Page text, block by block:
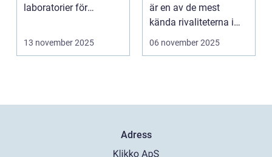
laboratorier för
13 november 2025
är en av de mest
kända rivaliteterna i
spelvä...
06 november 2025
Adress